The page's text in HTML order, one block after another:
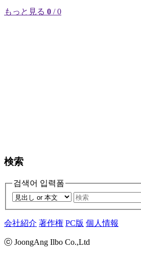
もっと見る 0 / 0
検索
검색어 입력폼
会社紹介 著作権 PC版 個人情報
ⓒ JoongAng Ilbo Co.,Ltd